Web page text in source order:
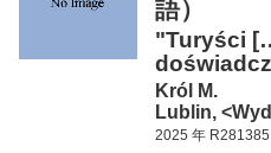
語）
"Turyści
Król M.
Lublin,
2025 年 R281385